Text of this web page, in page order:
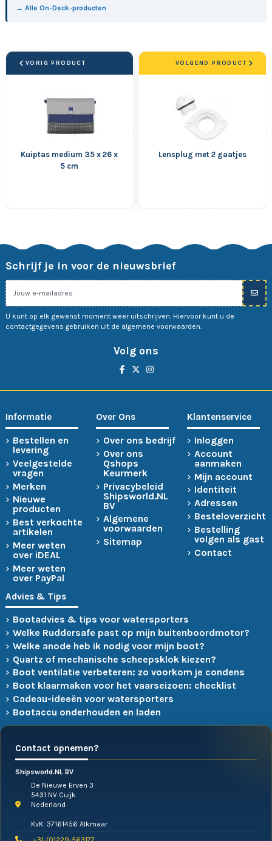
→ Alle On-Deck-producten
VORIG PRODUCT
Kuiptas medium 35 x 26 x
5 cm
Lensplug met 2 gaatjes
VOLGEND PRODUCT
Schrijf je in voor de nieuwsbrief
U kunt op elk gewenst moment weer uitschrijven. Hiervoor kunt u de
contactgegevens gebruiken uit de algemene voorwaarden.
Volg ons
Informatie
Bestellen en
levering
Veelgestelde
vragen
Merken
Nieuwe
producten
Best verkochte
artikelen
Meer weten
over iDEAL
Meer weten
over PayPal
Over Ons
Over ons bedrijf
Over ons
Qshops
Keurmerk
Privacybeleid
Shipsworld.NL
BV
Algemene
voorwaarden
Sitemap
Klantenservice
Inloggen
Account
aanmaken
Mijn account
Identiteit
Adressen
Besteloverzicht
Bestelling
volgen als gast
Contact
Advies & Tips
Bootadvies & tips voor watersporters
Welke Ruddersafe past op mijn buitenboordmotor?
Welke anode heb ik nodig voor mijn boot?
Quartz of mechanische scheepsklok kiezen?
Boot ventilatie verbeteren: zo voorkom je condens
Boot klaarmaken voor het vaarseizoen: checklist
Cadeau-ideeën voor watersporters
Bootaccu onderhouden en laden
Contact opnemen?
Shipsworld.NL BV
De Nieuwe Erven 3
5431 NV Cuijk
Nederland
KvK: 37161456 Alkmaar